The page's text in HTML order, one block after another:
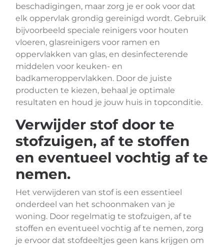
beschadigingen, maar zorg je er ook voor dat
elk oppervlak grondig gereinigd wordt. Gebruik
bijvoorbeeld speciale reinigers voor houten
vloeren, glasreinigers voor ramen en
oppervlakken van glas, en desinfecterende
middelen voor keuken- en
badkameroppervlakken. Door de juiste
producten te kiezen, behaal je optimale
resultaten en houd je jouw huis in topconditie.
Verwijder stof door te
stofzuigen, af te stoffen
en eventueel vochtig af te
nemen.
Het verwijderen van stof is een essentieel
onderdeel van het schoonmaken van je
woning. Door regelmatig te stofzuigen, af te
stoffen en eventueel vochtig af te nemen, zorg
je ervoor dat stofdeeltjes geen kans krijgen om